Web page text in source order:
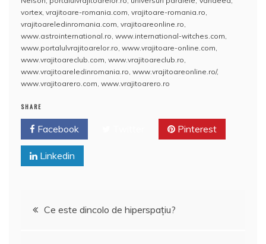
b
o
o
k
A
p
p
st
e
a
z
ă
vortex, vrajitoare-romania.com, vrajitoare-romania.ro,
vrajitoareledinromania.com, vrajitoareonline.ro,
www.astrointernational.ro, www.international-witches.com,
www.portalulvrajitoarelor.ro, www.vrajitoare-online.com,
www.vrajitoareclub.com, www.vrajitoareclub.ro,
www.vrajitoareledinromania.ro, www.vrajitoareonline.ro/,
www.vrajitoarero.com, www.vrajitoarero.ro
SHARE
Facebook Pinterest
Linkedin
Navigare
Ce este dincolo de hiperspaţiu?